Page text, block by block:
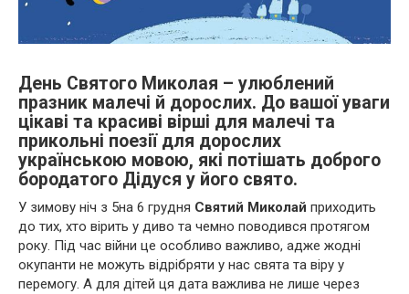
День Святого Миколая – улюблений
празник малечі й дорослих. До вашої уваги
цікаві та красиві вірші для малечі та
прикольні поезії для дорослих
українською мовою, які потішать доброго
бородатого Дідуся у його свято.
У зимову ніч з 5на 6 грудня Святий Миколай приходить
до тих, хто вірить у диво та чемно поводився протягом
року. Під час війни це особливо важливо, адже жодні
окупанти не можуть відрібряти у нас свята та віру у
перемогу. А для дітей ця дата важлива не лише через